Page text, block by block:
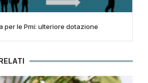
per le Pmi: ulteriore dotazione